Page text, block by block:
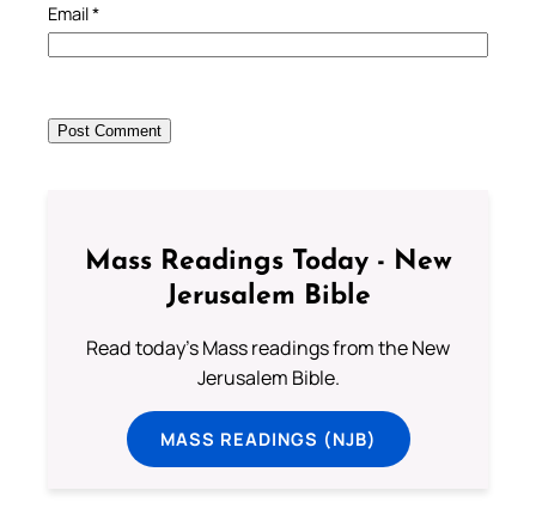
Email*
Mass Readings Today - New
Jerusalem Bible
Read today's Mass readings from the New
Jerusalem Bible.
MASS READINGS (NJB)